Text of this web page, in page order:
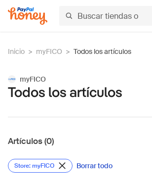
Inicio > myFICO > Todos los artículos
myFICO
Todos los artículos
Artículos (0)
Store: myFICO Borrar todo